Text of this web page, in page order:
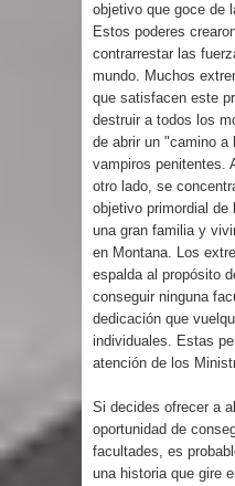
objetivo que goce de
Estos poderes
contrarrestar las
mundo. Muchos
que satisfacen este
destruir a todos los
de abrir un "camino a
vampiros penitentes.
otro lado, se
objetivo primordial
una gran familia y
en Montana. Los
espalda al propósito
conseguir ninguna
dedicación que
individuales. Estas
atención de los
Si decides ofrecer a
oportunidad de
facultades, es
una historia que gire